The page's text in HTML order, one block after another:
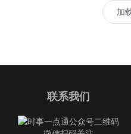
加
联系我们